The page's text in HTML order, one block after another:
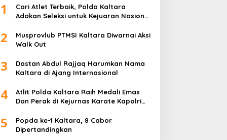
1
Cari Atlet Terbaik, Polda Kaltara
Adakan Seleksi untuk Kejuaran Nasional
2024
2
Musprovlub PTMSI Kaltara Diwarnai Aksi
Walk Out
3
Dastan Abdul Rajjaq Harumkan Nama
Kaltara di Ajang Internasional
4
Atlit Polda Kaltara Raih Medali Emas
Dan Perak di Kejurnas Karate Kapolri
5
Popda ke-1 Kaltara, 8 Cabor
Dipertandingkan